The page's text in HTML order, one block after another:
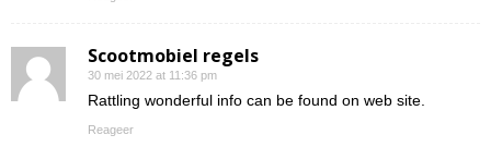
Scootmobiel regels
30 mei 2022 at 11:36 pm
Rattling wonderful info can be found on web site.
Reageer